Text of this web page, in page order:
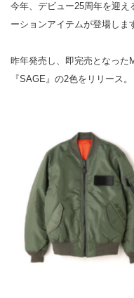
今年、デビュー25周年を迎え
ーションアイテムが登場しま
昨年発売し、即完売となった
『SAGE』の2色をリリース。